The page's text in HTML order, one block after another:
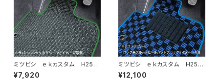
ミツビシ ｅｋカスタム H25/
6〜H31/3 B11W フロアマッ
ト一式 カーマット 防水 ラバ
¥7,920
ミツビシ ｅｋカスタム H25/
6〜H31/3 B11W フロアマッ
ト一式 カーマット スタンダー
¥12,100